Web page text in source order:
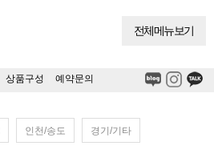
전체메뉴보기
상품구성 예약문의
인천/송도 경기/기타